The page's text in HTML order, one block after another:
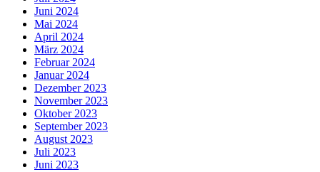
Juni 2024
Mai 2024
April 2024
März 2024
Februar 2024
Januar 2024
Dezember 2023
November 2023
Oktober 2023
September 2023
August 2023
Juli 2023
Juni 2023